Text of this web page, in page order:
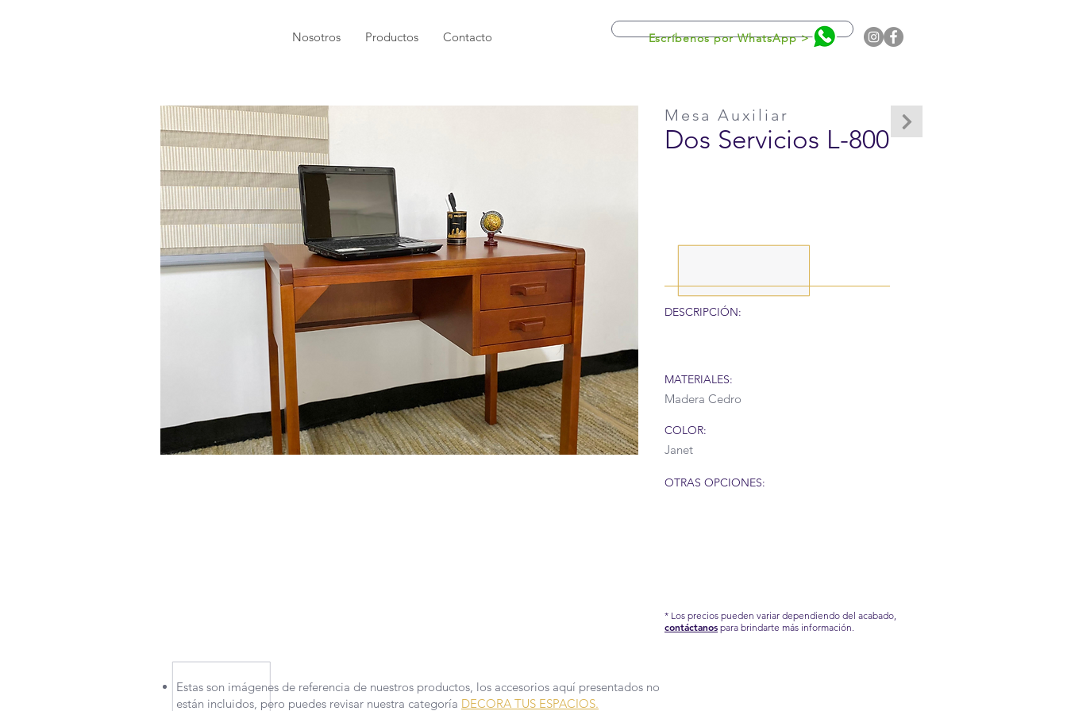
Nosotros Productos Contacto Escríbenos por WhatsApp >
Mesa Auxiliar
Dos Servicios L-800
DESCRIPCIÓN:
MATERIALES:
Madera Cedro
COLOR:
Janet
OTRAS OPCIONES:
* Los precios pueden variar dependiendo del acabado,
contáctanos para brindarte más información.
Estas son imágenes de referencia de nuestros productos, los accesorios aquí presentados no
están incluidos, pero puedes revisar nuestra categoría DECORA TUS ESPACIOS.